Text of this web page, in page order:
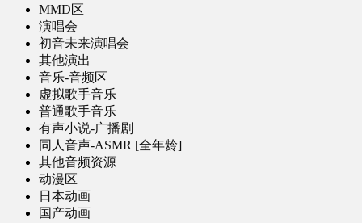
MMD区
演唱会
初音未来演唱会
其他演出
音乐-音频区
虚拟歌手音乐
普通歌手音乐
有声小说-广播剧
同人音声-ASMR [全年龄]
其他音频资源
动漫区
日本动画
国产动画